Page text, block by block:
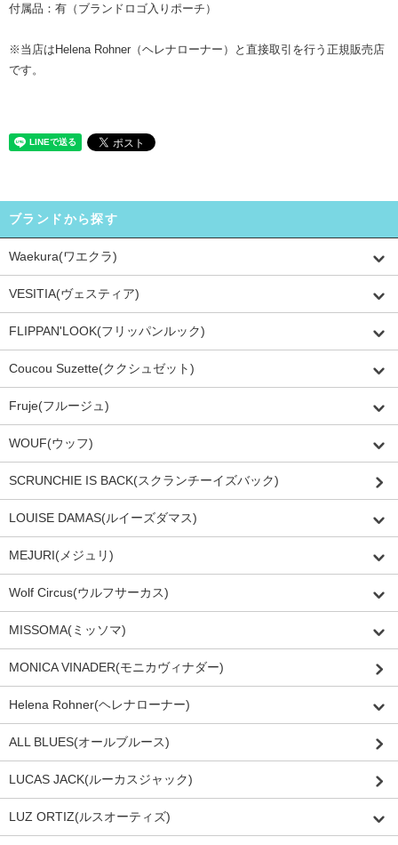
付属品：有（ブランドロゴ入りポーチ）
※当店はHelena Rohner（ヘレナローナー）と直接取引を行う正規販売店
です。
ブランドから探す
Waekura(ワエクラ)
VESITIA(ヴェスティア)
FLIPPAN'LOOK(フリッパンルック)
Coucou Suzette(ククシュゼット)
Fruje(フルージュ)
WOUF(ウッフ)
SCRUNCHIE IS BACK(スクランチーイズバック)
LOUISE DAMAS(ルイーズダマス)
MEJURI(メジュリ)
Wolf Circus(ウルフサーカス)
MISSOMA(ミッソマ)
MONICA VINADER(モニカヴィナダー)
Helena Rohner(ヘレナローナー)
ALL BLUES(オールブルース)
LUCAS JACK(ルーカスジャック)
LUZ ORTIZ(ルスオーティズ)